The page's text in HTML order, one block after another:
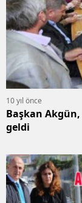
10 yıl önce
Başkan
geldi